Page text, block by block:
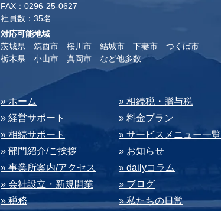
対応可能地域
茨城県 筑西市 桜川市 結城市 下妻市 つくば市
​栃木県 小山市 真岡市 など他多数
​» ホーム
» 経営サポート
» 相続サポート
» 部⾨紹介/ご挨拶
» 事業所案内/アクセス
» 会社設⽴・新規開業
» 税務
​» 相続税・贈与税
» 料⾦プラン
» サービスメニュー⼀覧
» お知らせ
» dailyコラム
» ブログ
» 私たちの⽇常
​FAX：0296-25-0627
​社員数：35名​